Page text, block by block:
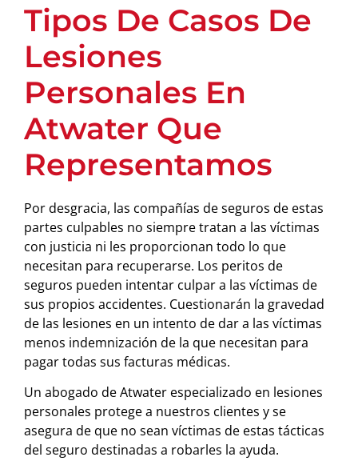
Tipos De Casos De
Lesiones
Personales En
Atwater Que
Representamos
Por desgracia, las compañías de seguros de estas
partes culpables no siempre tratan a las víctimas
con justicia ni les proporcionan todo lo que
necesitan para recuperarse. Los peritos de
seguros pueden intentar culpar a las víctimas de
sus propios accidentes. Cuestionarán la gravedad
de las lesiones en un intento de dar a las víctimas
menos indemnización de la que necesitan para
pagar todas sus facturas médicas.
Un abogado de Atwater especializado en lesiones
personales protege a nuestros clientes y se
asegura de que no sean víctimas de estas tácticas
del seguro destinadas a robarles la ayuda.